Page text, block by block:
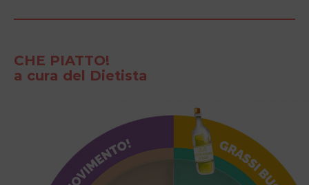
CHE PIATTO!
a cura del Dietista